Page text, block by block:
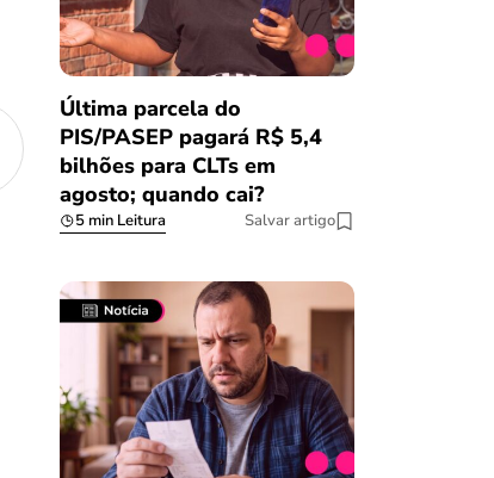
Última parcela do
PIS/PASEP pagará R$ 5,4
bilhões para CLTs em
agosto; quando cai?
5 min Leitura Salvar artigo